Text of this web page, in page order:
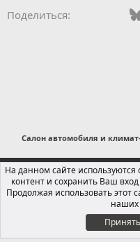
Поделиться:
Салон автомобиля и
Russian (RU)
Обратная связь
Условия и
Политика
Локализация от xenForo.Info®
На данном сайте
контент и сохранить Ваш
Продолжая использовать этот
наших
Принять